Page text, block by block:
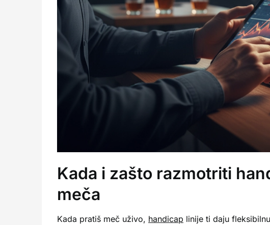
Kada i zašto razmotriti
meča
Kada pratiš meč uživo, handicap linije ti daju